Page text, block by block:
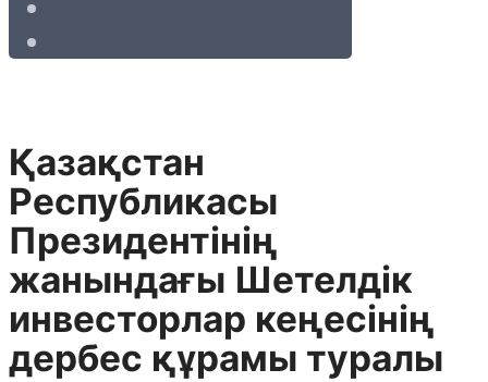
Қазақстан
Республикасы
Президентінің
жанындағы Шетелдік
инвесторлар кеңесінің
дербес құрамы туралы